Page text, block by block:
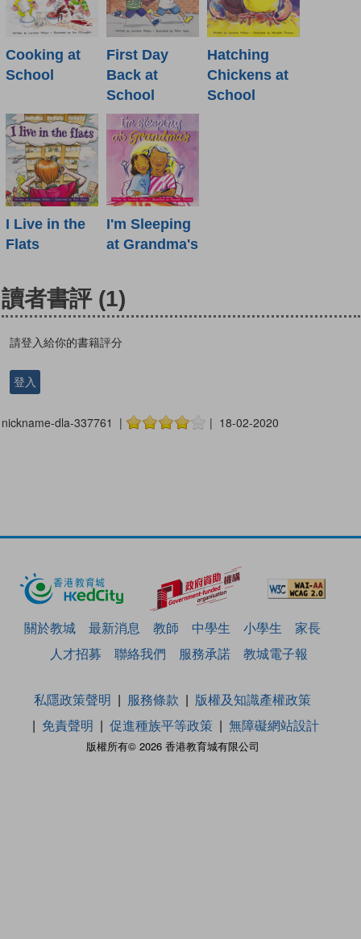
Cooking at
School
First Day
Back at
School
Hatching
Chickens at
School
I Live in the
Flats
I'm Sleeping
at Grandma's
讀者書評 (1)
請登入給你的書籍評分
登入
nickname-dla-337761 | | 18-02-2020
關於教城 最新消息 教師 中學生 小學生
家長
人才招募
聯絡我們 服務承諾 教城電子報
版權所有© 2026 香港教育城有限公司
私隱政策聲明 服務條款
版權及知識產權政策
免責聲明
促進種族平等政策 無障礙網站設計